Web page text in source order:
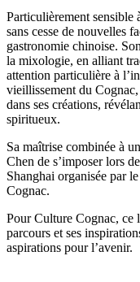
Particulièrement sensible
sans cesse de nouvelles
gastronomie chinoise.
la mixologie, en alliant
attention particulière à
vieillissement du
dans ses créations,
spiritueux.
Sa maîtrise combinée à
Chen de s’imposer lors
Shanghai organisée par
Cognac.
Pour Culture Cognac, ce
parcours et ses
aspirations pour l’avenir.